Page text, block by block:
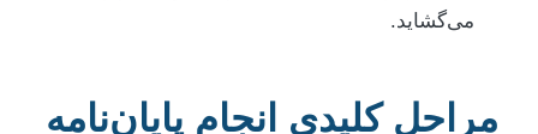
می‌گشاید.
مراحل کلیدی انجام پایان‌نامه